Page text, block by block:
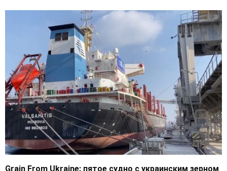
Grain From Ukraine: пятое судно с украинским зерном